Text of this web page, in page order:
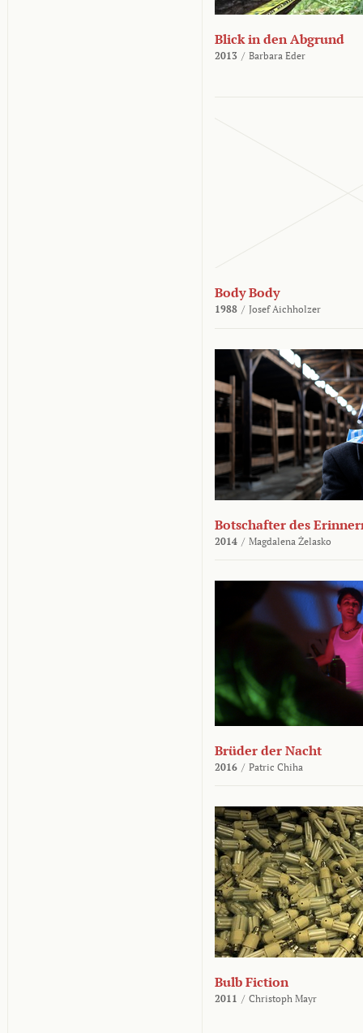
Blick in den Abgrund
2013 / Barbara Eder
Body Body
1988 / Josef Aichholzer
Botschafter des
2014 / Magdalena Żelasko
Brüder der Nacht
2016 / Patric Chiha
Bulb Fiction
2011 / Christoph Mayr